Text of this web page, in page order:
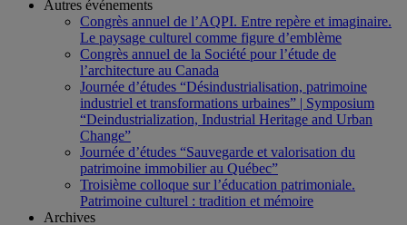
Autres événements
Congrès annuel de l’AQPI. Entre repère et imaginaire.
Le paysage culturel comme figure d’emblème
Congrès annuel de la Société pour l’étude de
l’architecture au Canada
Journée d’études “Désindustrialisation, patrimoine
industriel et transformations urbaines” | Symposium
“Deindustrialization, Industrial Heritage and Urban
Change”
Journée d’études “Sauvegarde et valorisation du
patrimoine immobilier au Québec”
Troisième colloque sur l’éducation patrimoniale.
Patrimoine culturel : tradition et mémoire
Archives